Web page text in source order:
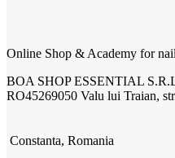
Online Shop & Academy for
BOA SHOP ESSENTIAL
RO45269050 Valu lui Traian,
Constanta, Romania